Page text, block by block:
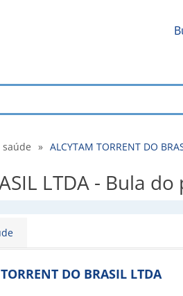
» ALCYTAM TORRENT DO
LTDA - Bula
DO BRASIL LTDA